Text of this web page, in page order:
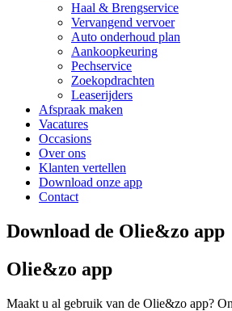
Haal & Brengservice
Vervangend vervoer
Auto onderhoud plan
Aankoopkeuring
Pechservice
Zoekopdrachten
Leaserijders
Afspraak maken
Vacatures
Occasions
Over ons
Klanten vertellen
Download onze app
Contact
Download de Olie&zo app
Olie&zo app
Maakt u al gebruik van de Olie&zo app?